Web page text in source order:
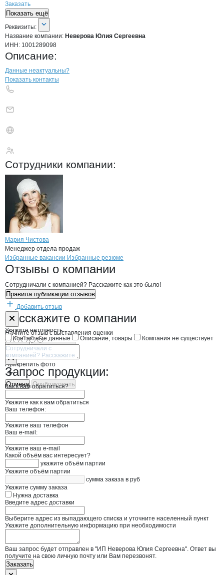
Заказать
Показать ещё
О компании
Реквизиты
Реквизиты:
Название компании: Неверова Юлия Сергеевна
ИНН: 1001289098
Описание:
Контактыкомпании
+7(800)000-00-..
Данные неактуальны?
Показать контакты
Сотрудники компании:
Мария Чистова
Менеджер отдела продаж
Брендыкомпани Неверова Юлия
Вакансии вНеверова Юлия
Избранные вакансии Избранные резюме
Новости oНеверова Юлия
Отзывы о компании
Сотрудничали с компанией? Расскажите как это было!
Правила публикации отзывов
Добавить отзыв
Расскажите о компании
Начните отзыв с выставления оценки
Прикрепить фото
Отмена Опубликовать
Форма обратной связи о неточностях
Укажите неточность
Контактные данные
Описание, товары Компания не существует
Отмена Опубликовать
Запрос продукции:
Как к вам обратиться?
Укажите как к вам обратиться
Ваш телефон:
Укажите ваш телефон
Ваш e-mail:
Укажите ваш e-mail
Какой объём вас интересует?
укажите объём партии
Укажите объём партии
сумма заказа в руб
Укажите сумму заказа
Нужна доставка
Введите адрес доставки
Выберите адрес из выпадающего списка и уточните населенный пункт
Укажите дополнительную информацию при необходимости
Ваш запрос будет отправлен в "ИП Неверова Юлия Сергеевна". Ответ вы
получите на свою личную почту или Вам перезвонят.
Заказать